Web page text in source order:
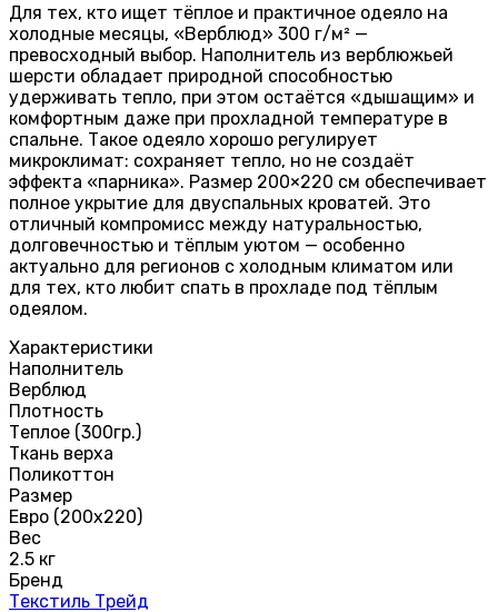
Для тех, кто ищет тёплое и практичное одеяло на
холодные месяцы, «Верблюд» 300 г/м² —
превосходный выбор. Наполнитель из верблюжьей
шерсти обладает природной способностью
удерживать тепло, при этом остаётся «дышащим» и
комфортным даже при прохладной температуре в
спальне. Такое одеяло хорошо регулирует
микроклимат: сохраняет тепло, но не создаёт
эффекта «парника». Размер 200×220 см обеспечивает
полное укрытие для двуспальных кроватей. Это
отличный компромисс между натуральностью,
долговечностью и тёплым уютом — особенно
актуально для регионов с холодным климатом или
для тех, кто любит спать в прохладе под тёплым
одеялом.
Характеристики
Наполнитель
Верблюд
Плотность
Теплое (300гр.)
Ткань верха
Поликоттон
Размер
Евро (200х220)
Вес
2.5 кг
Бренд
Текстиль Трейд